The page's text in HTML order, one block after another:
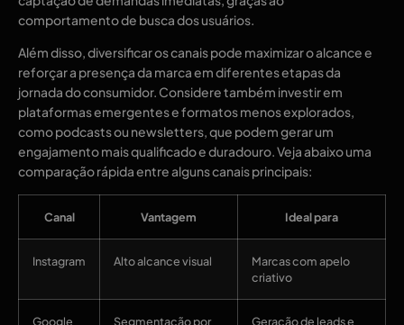
comportamento de busca dos usuários.
Além disso, diversificar os canais pode maximizar o alcance e
reforçar a presença da marca em diferentes etapas da
jornada do consumidor. Considere também investir em
plataformas emergentes e formatos menos explorados,
como podcasts ou newsletters, que podem gerar um
engajamento mais qualificado e duradouro. Veja abaixo uma
comparação rápida entre alguns canais principais:
Canal Vantagem Ideal para
Instagram Alto alcance visual
Marcas com apelo
criativo
Google
Segmentação por
Geração de leads e